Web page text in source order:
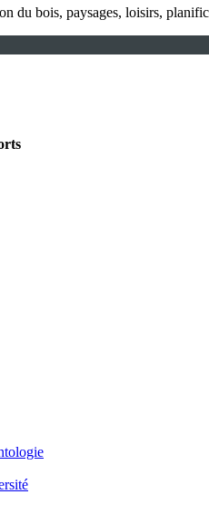
du bois, paysages, loisirs,